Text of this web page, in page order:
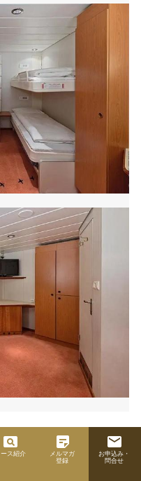
pageview
ース紹介
sticky_note_2
メルマガ
登録
email
お申込み・
問合せ
（上層階）
/ 6・7階